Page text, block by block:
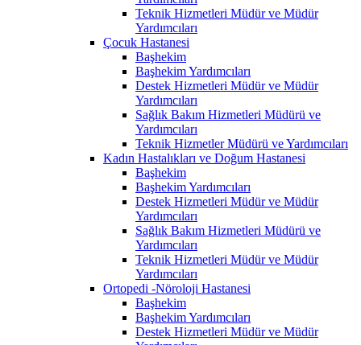
Teknik Hizmetleri Müdür ve Müdür
Yardımcıları
Çocuk Hastanesi
Başhekim
Başhekim Yardımcıları
Destek Hizmetleri Müdür ve Müdür
Yardımcıları
Sağlık Bakım Hizmetleri Müdürü ve
Yardımcıları
Teknik Hizmetler Müdürü ve Yardımcıları
Kadın Hastalıkları ve Doğum Hastanesi
Başhekim
Başhekim Yardımcıları
Destek Hizmetleri Müdür ve Müdür
Yardımcıları
Sağlık Bakım Hizmetleri Müdürü ve
Yardımcıları
Teknik Hizmetleri Müdür ve Müdür
Yardımcıları
Ortopedi -Nöroloji Hastanesi
Başhekim
Başhekim Yardımcıları
Destek Hizmetleri Müdür ve Müdür